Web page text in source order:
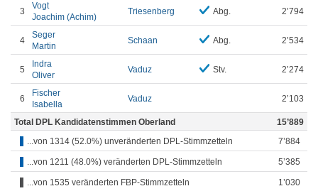
3
Vogt
Joachim (Achim)
Triesenberg Abg. 2’794
4
Seger
Martin
Schaan Abg. 2’534
5
Indra
Oliver
Vaduz Stv. 2’274
6
Fischer
Isabella
Vaduz 2’103
Total DPL Kandidatenstimmen Oberland
15’889
...von 1314 (52.0%) unveränderten DPL-Stimmzetteln
7’884
...von 1211 (48.0%) veränderten DPL-Stimmzetteln 5’385
...von 1535 veränderten FBP-Stimmzetteln 1’030